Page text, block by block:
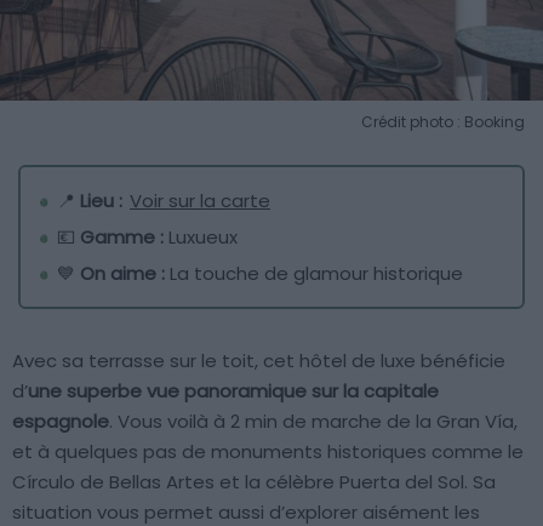
Crédit photo : Booking
📍 Lieu : Voir sur la carte
💶 Gamme : Luxueux
💙 On aime : La touche de glamour historique
Avec sa terrasse sur le toit, cet hôtel de luxe bénéficie
d’une superbe vue panoramique sur la capitale
espagnole. Vous voilà à 2 min de marche de la Gran Vía,
et à quelques pas de monuments historiques comme le
Círculo de Bellas Artes et la célèbre Puerta del Sol. Sa
situation vous permet aussi d’explorer aisément les